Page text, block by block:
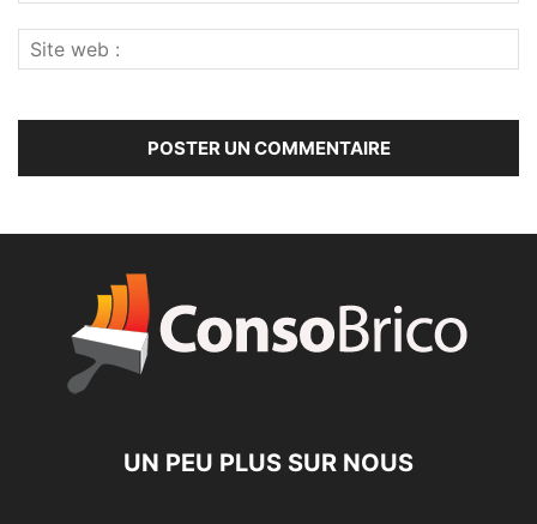
UN PEU PLUS SUR NOUS